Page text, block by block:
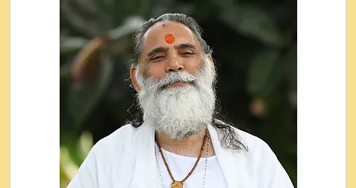
#Ishwar Bhakti.mp3
जब से गीता ज्ञान पाया मैं बड़ी मस्ती में हूँ । 2018 -
Rishikesh - Ratan Ji Rasik.mp3
तन हल दल द सनव मड उतत सर रख क, नल रव त
गल लग जव त सर उतत हथ रख द!.mp3
तू कर प्रीतम से प्रीत, यूहीं दिन बीतते जाते हैं ।
2018 - Rishikesh - Swami Gyananand Ji
Maharaj.mp3